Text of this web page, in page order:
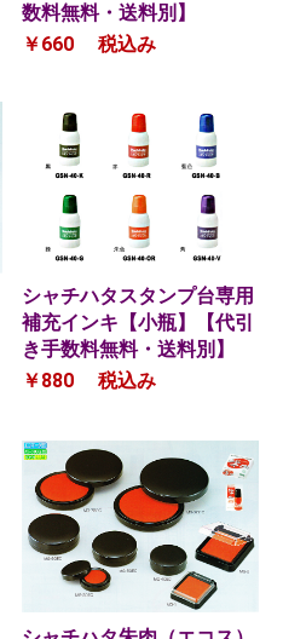
数料無料・送料別】
￥660
税込み
シャチハタスタンプ台専用
補充インキ【小瓶】【代引
き手数料無料・送料別】
￥880
税込み